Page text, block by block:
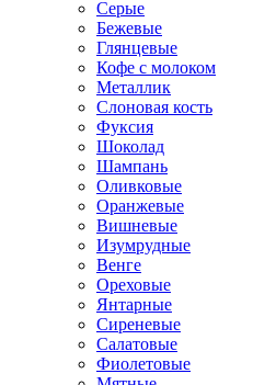
Серые
Бежевые
Глянцевые
Кофе с молоком
Металлик
Слоновая кость
Фуксия
Шоколад
Шампань
Оливковые
Оранжевые
Вишневые
Изумрудные
Венге
Ореховые
Янтарные
Сиреневые
Салатовые
Фиолетовые